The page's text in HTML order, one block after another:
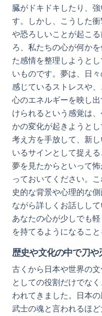
臓がドキドキしたり、
す。しかし、こうした
や恐ろしいことが起こ
ろ、私たちの心が何か
た感情を整理しようと
いものです。夢は、日
感じているストレスや
心のエネルギーを映し
けられるという感覚は
かの変化が起きようと
考え方を手放して、新
いるサインとして捉え
夢を見たからといって
っておいてください。
史的な背景や心理的な
ながら詳しくお話しし
あなたの心が少しでも
を持てるようになること
歴史や文化の中で刀や
古くから日本や世界の
としての役割だけでな
われてきました。日本
武士の魂と言われるほ